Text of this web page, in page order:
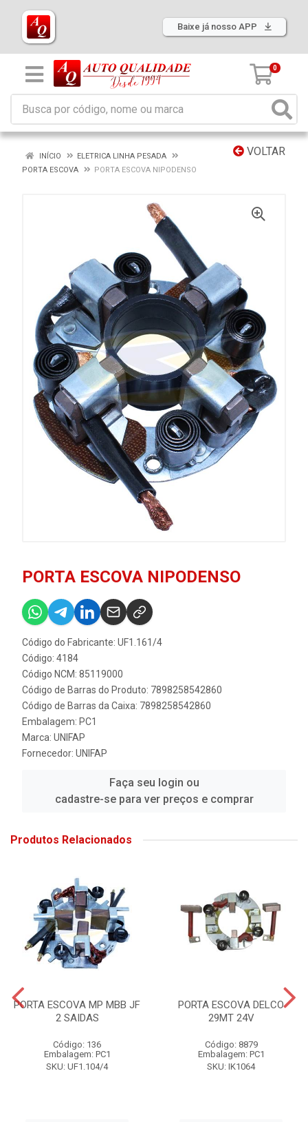
Baixe já nosso APP
0
VOLTAR
INÍCIO
ELETRICA LINHA PESADA
PORTA ESCOVA
PORTA ESCOVA NIPODENSO
PORTA ESCOVA NIPODENSO
Código do Fabricante: UF1.161/4
Código: 4184
Código NCM: 85119000
Código de Barras do Produto: 7898258542860
Código de Barras da Caixa: 7898258542860
Embalagem: PC1
Marca: UNIFAP
Fornecedor: UNIFAP
Faça seu login ou
cadastre-se para ver preços e comprar
Produtos Relacionados
PORTA ESCOVA MP MBB JF
2 SAIDAS
Código: 136
Embalagem: PC1
SKU: UF1.104/4
PORTA ESCOVA DELCO
29MT 24V
Código: 8879
Embalagem: PC1
SKU: IK1064